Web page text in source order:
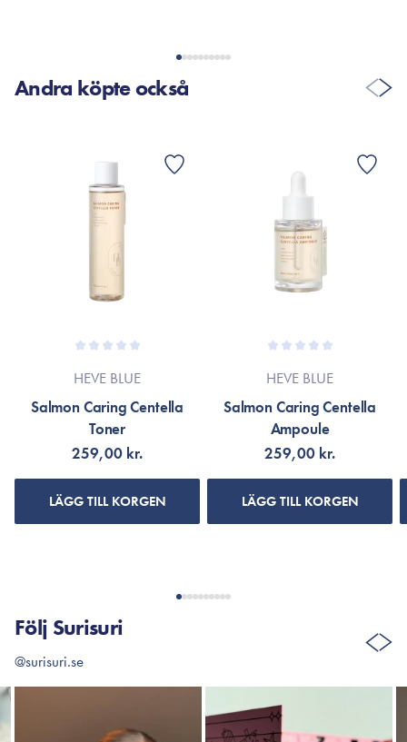
Andra köpte också
HEVE BLUE
Salmon Caring Centella
Toner
259,00 kr.
LÄGG TILL KORGEN
HEVE BLUE
Salmon Caring Centella
Ampoule
259,00 kr.
LÄGG TILL KORGEN
Följ Surisuri
@surisuri.se